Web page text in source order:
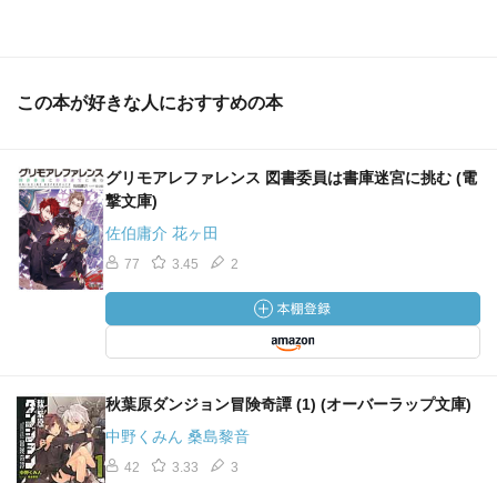
この本が好きな人におすすめの本
グリモアレファレンス 図書委員は書庫迷宮に挑む (電
撃文庫)
佐伯庸介 花ヶ田
77 3.45 2
秋葉原ダンジョン冒険奇譚 (1) (オーバーラップ文庫)
中野くみん 桑島黎音
42 3.33 3